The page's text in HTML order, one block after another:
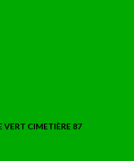
VERT CIMETIÈRE 87